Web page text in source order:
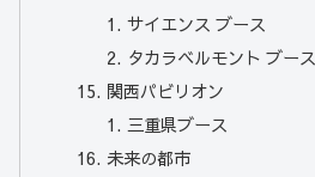
サイエンス ブース
タカラベルモント ブース
関西パビリオン
三重県ブース
未来の都市